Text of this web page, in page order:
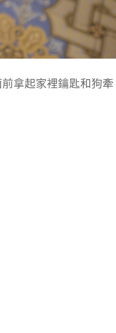
拿起家裡鑰匙和狗牽